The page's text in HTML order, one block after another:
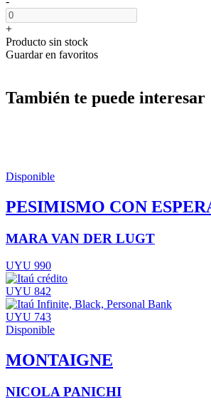
+
Producto sin stock
Guardar en favoritos
También te puede interesar
Disponible
PESIMISMO CON
MARA VAN DER LUGT
UYU 990
UYU 842
UYU 743
Disponible
MONTAIGNE
NICOLA PANICHI